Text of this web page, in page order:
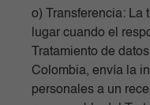
o) Transferencia: La
lugar cuando el
Tratamiento de
Colombia, envía la
personales a un